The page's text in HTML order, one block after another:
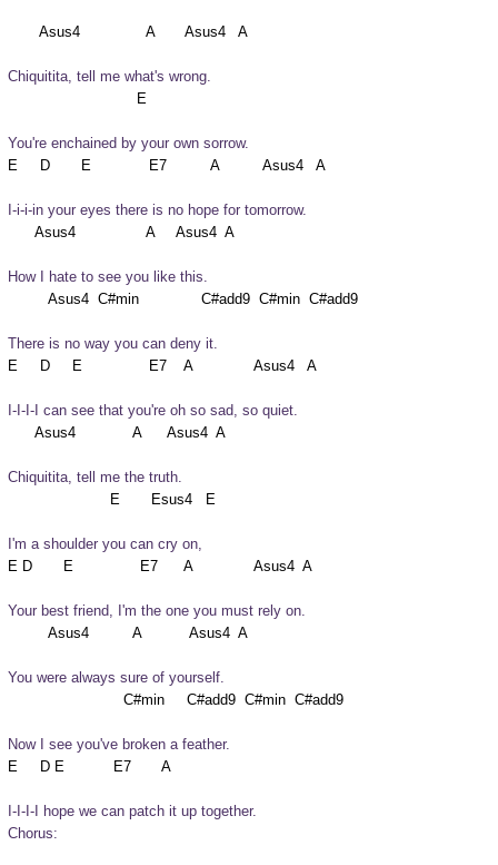
Chiquitita, tell me what's wrong.
You're enchained by your own sorrow.
I-i-i-in your eyes there is no hope for tomorrow.
How I hate to see you like this.
There is no way you can deny it.
I-I-I-I can see that you're oh so sad, so quiet.
Chiquitita, tell me the truth.
I'm a shoulder you can cry on,
Your best friend, I'm the one you must rely on.
You were always sure of yourself.
Now I see you've broken a feather.
I-I-I-I hope we can patch it up together.
Chorus: